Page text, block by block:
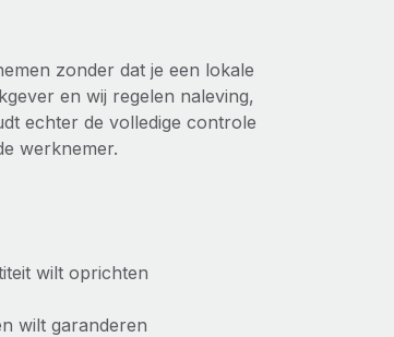
zonder dat je een lokale
en wij regelen naleving,
echter de volledige controle
werknemer.
wilt oprichten
wilt garanderen